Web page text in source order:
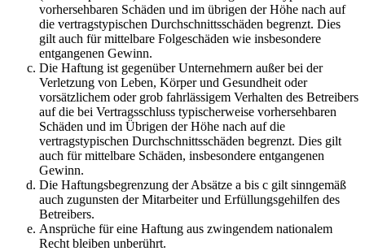
vorhersehbaren Schäden und im übrigen der Höhe nach auf
die vertragstypischen Durchschnittsschäden begrenzt. Dies
gilt auch für mittelbare Folgeschäden wie insbesondere
entgangenen Gewinn.
Die Haftung ist gegenüber Unternehmern außer bei der
Verletzung von Leben, Körper und Gesundheit oder
vorsätzlichem oder grob fahrlässigem Verhalten des Betreibers
auf die bei Vertragsschluss typischerweise vorhersehbaren
Schäden und im Übrigen der Höhe nach auf die
vertragstypischen Durchschnittsschäden begrenzt. Dies gilt
auch für mittelbare Schäden, insbesondere entgangenen
Gewinn.
Die Haftungsbegrenzung der Absätze a bis c gilt sinngemäß
auch zugunsten der Mitarbeiter und Erfüllungsgehilfen des
Betreibers.
Ansprüche für eine Haftung aus zwingendem nationalem
Recht bleiben unberührt.